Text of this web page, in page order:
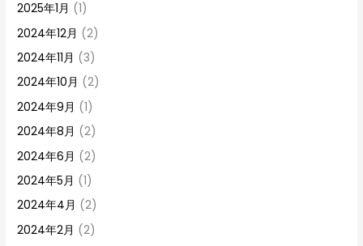
2025年1月 (1)
2024年12月 (2)
2024年11月 (3)
2024年10月 (2)
2024年9月 (1)
2024年8月 (2)
2024年6月 (2)
2024年5月 (1)
2024年4月 (2)
2024年2月 (2)